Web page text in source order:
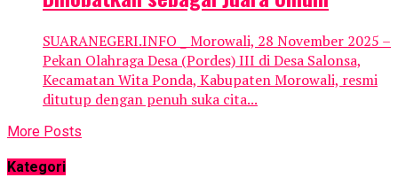
SUARANEGERI.INFO _ Morowali, 28 November 2025 –
Pekan Olahraga Desa (Pordes) III di Desa Salonsa,
Kecamatan Wita Ponda, Kabupaten Morowali, resmi
ditutup dengan penuh suka cita...
More Posts
Kategori